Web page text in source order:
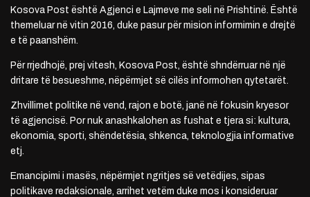
Kosova Post është Agjenci e Lajmeve me seli në Prishtinë. Është
themeluar në vitin 2016, duke pasur për mision informimin e drejtë
e të paanshëm.
Për rrjedhojë, prej vitesh, Kosova Post, është shndërruar në një
dritare të besueshme, nëpërmjet së cilës informohen qytetarët.
Zhvillimet politike në vend, rajon e botë, janë në fokusin kryesor
të agjencisë. Por nuk anashkalohen as fushat e tjera si: kultura,
ekonomia, sporti, shëndetësia, shkenca, teknologjia informative
etj.
Emancipimi i masës, nëpërmjet ngritjes së vetëdijes, sipas
politikave redaksionale, arrihet vetëm duke mos i konsideruar